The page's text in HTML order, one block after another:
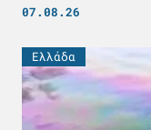
07.08.26
Ελλάδα